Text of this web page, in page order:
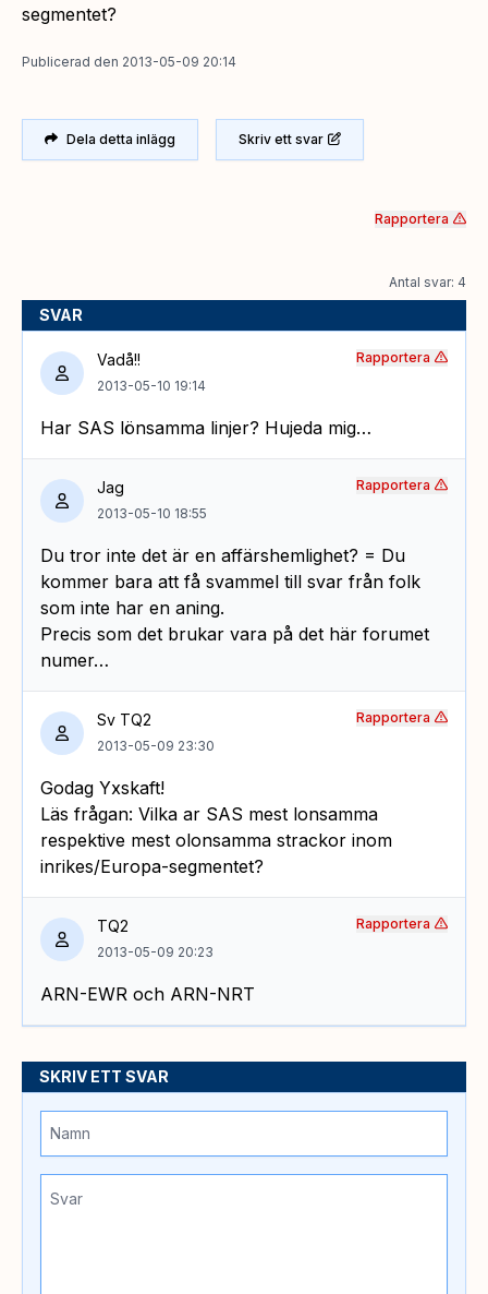
segmentet?
Publicerad den 2013-05-09 20:14
Dela detta inlägg Skriv ett svar
Rapportera
Antal svar: 4
SVAR
Vadå!!
2013-05-10 19:14
Har SAS lönsamma linjer? Hujeda mig…
Rapportera
Jag
2013-05-10 18:55
Du tror inte det är en affärshemlighet? = Du
kommer bara att få svammel till svar från folk
som inte har en aning.
Precis som det brukar vara på det här forumet
numer…
Rapportera
Sv TQ2
2013-05-09 23:30
Godag Yxskaft!
Läs frågan: Vilka ar SAS mest lonsamma
respektive mest olonsamma strackor inom
inrikes/Europa-segmentet?
Rapportera
TQ2
2013-05-09 20:23
ARN-EWR och ARN-NRT
Rapportera
SKRIV ETT SVAR